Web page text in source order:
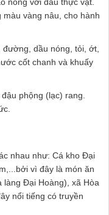
vàng nâu, cho hành
dầu nóng, tỏi, ớt,
cốt chanh và khuấy
phộng (lạc) rang.
nhau như: Cá kho Đại
vì đây là món ăn
làng Đại Hoàng), xã Hòa
nổi tiếng có truyền